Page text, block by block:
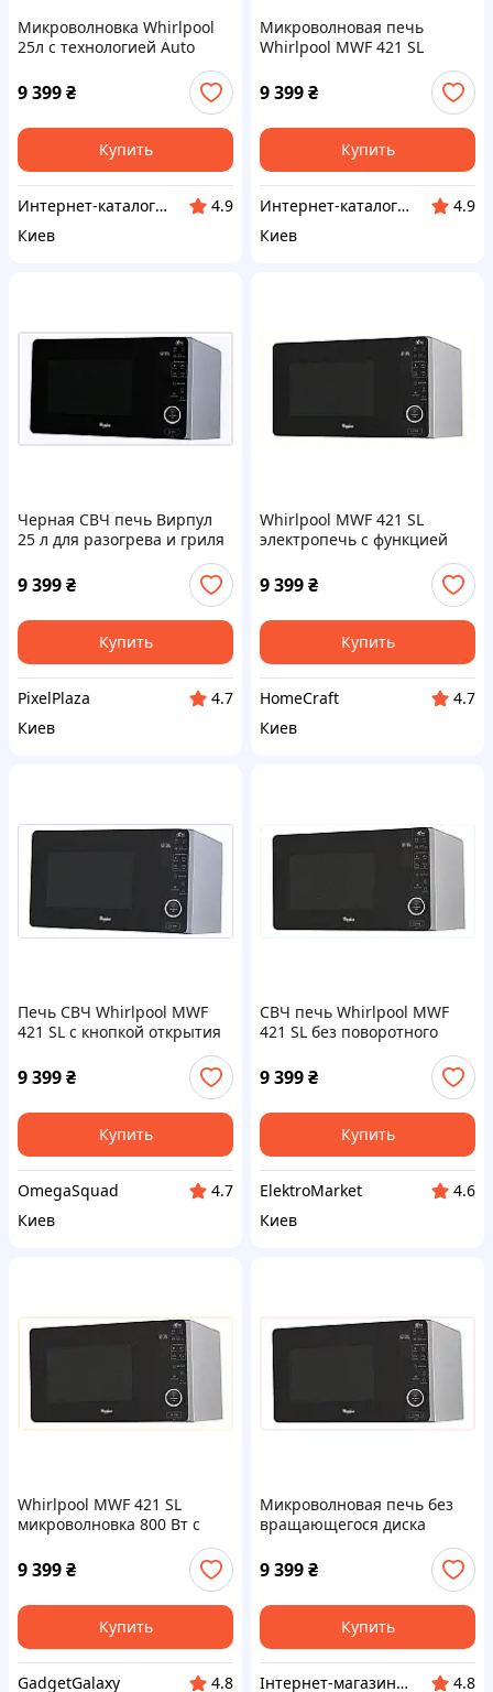
Микроволновка Whirlpool
25л с технологией Auto
9 399₴
Купить
Инт​е​​рн​ет-кат​алог ск​​идок "KIEVSALES.COM"
4.9
Киев
Микроволновая печь
Whirlpool MWF 421 SL
9 399₴
Купить
Интер​нет-ка​т​ал​​ог ски​​д​ок "МОДНИК"
4.9
Киев
Черная СВЧ печь Вирпул
25 л для разогрева и гриля
9 399₴
Купить
PixelPlaza
4.7
Киев
Whirlpool MWF 421 SL
электропечь с функцией
самоочистки, 8753B8B49
9 399₴
Купить
HomeCraft
4.7
Киев
Печь СВЧ Whirlpool MWF
421 SL с кнопкой открытия
9 399₴
Купить
OmegaSquad
4.7
Киев
СВЧ печь Whirlpool MWF
421 SL без поворотного
9 399₴
Купить
ElektroMarket
4.6
Киев
Whirlpool MWF 421 SL
микроволновка 800 Вт с
9 399₴
Купить
GadgetGalaxy
4.8
Микроволновая печь без
вращающегося диска
87TX53849
9 399₴
Купить
Інтернет-магазин enJoy
4.8